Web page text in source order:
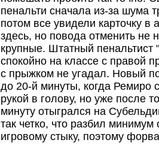
пенальти сначала из-за шума
потом все увидели карточку
здесь, но повода отменить
крупные. Штатный
спокойно на классе с правой
с прыжком не угадал. Новый
до 20-й минуты, когда Ремиро
рукой в голову, но уже после
минуту отыгрался на
так четко, что разбил
игровому стыку, поэтому